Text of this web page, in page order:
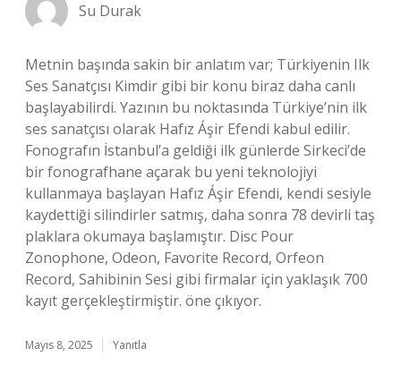
Su Durak
Metnin başında sakin bir anlatım var; Türkiyenin Ilk
Ses Sanatçısı Kimdir gibi bir konu biraz daha canlı
başlayabilirdi. Yazının bu noktasında Türkiye’nin ilk
ses sanatçısı olarak Hafız Áşir Efendi kabul edilir.
Fonografın İstanbul’a geldiği ilk günlerde Sirkeci’de
bir fonografhane açarak bu yeni teknolojiyi
kullanmaya başlayan Hafız Áşir Efendi, kendi sesiyle
kaydettiği silindirler satmış, daha sonra 78 devirli taş
plaklara okumaya başlamıştır. Disc Pour
Zonophone, Odeon, Favorite Record, Orfeon
Record, Sahibinin Sesi gibi firmalar için yaklaşık 700
kayıt gerçekleştirmiştir. öne çıkıyor.
Mayıs 8, 2025 Yanıtla